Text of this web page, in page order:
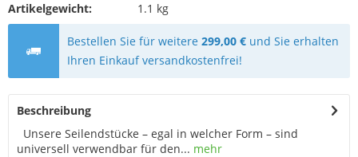
Artikelgewicht:
1.1 kg
Bestellen Sie für weitere299,00 € und Sie erhalten
Ihren Einkauf versandkostenfrei!
Beschreibung
Unsere Seilendstücke – egal in welcher Form – sind
universell verwendbar für den... mehr